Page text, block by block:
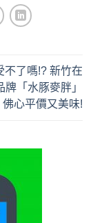
不了嗎!? 新竹在
「水豚麥胖」
佛心平價又美味!